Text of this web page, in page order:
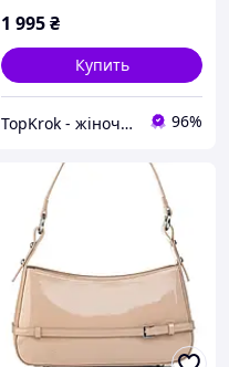
1 995₴
Купить
TopKrok - жіноче та чоловіче взуття, жіночі сумки та верхній одяг 96%